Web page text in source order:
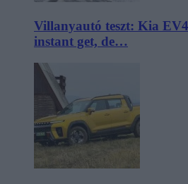
Villanyautó teszt: Kia
instant get, de…